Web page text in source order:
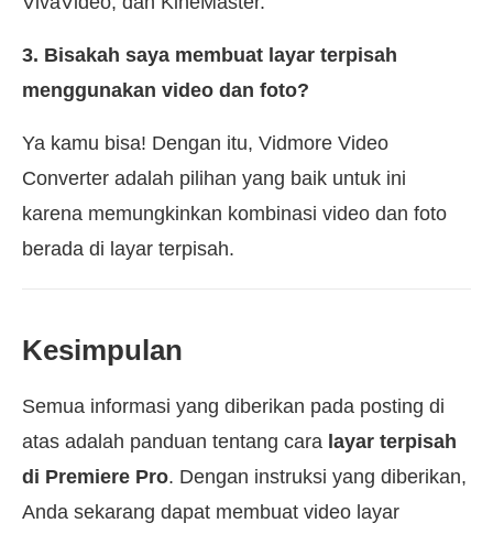
3. Bisakah saya membuat layar terpisah
menggunakan video dan foto?
Ya kamu bisa! Dengan itu, Vidmore Video
Converter adalah pilihan yang baik untuk ini
karena memungkinkan kombinasi video dan foto
berada di layar terpisah.
Kesimpulan
Semua informasi yang diberikan pada posting di
atas adalah panduan tentang cara layar terpisah
di Premiere Pro. Dengan instruksi yang diberikan,
Anda sekarang dapat membuat video layar